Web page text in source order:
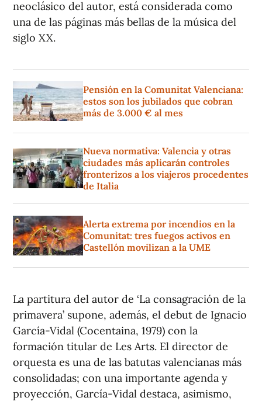
neoclásico del autor, está considerada como
una de las páginas más bellas de la música del
siglo XX.
Pensión en la Comunitat Valenciana:
estos son los jubilados que cobran
más de 3.000 € al mes
Nueva normativa: Valencia y otras
ciudades más aplicarán controles
fronterizos a los viajeros procedentes
de Italia
Alerta extrema por incendios en la
Comunitat: tres fuegos activos en
Castellón movilizan a la UME
La partitura del autor de ‘La consagración de la
primavera’ supone, además, el debut de Ignacio
García-Vidal (Cocentaina, 1979) con la
formación titular de Les Arts. El director de
orquesta es una de las batutas valencianas más
consolidadas; con una importante agenda y
proyección, García-Vidal destaca, asimismo,